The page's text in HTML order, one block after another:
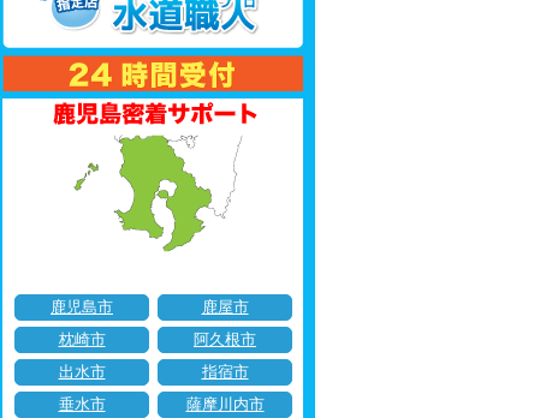
鹿児島市
鹿屋市
枕崎市
阿久根市
出水市
指宿市
垂水市
薩摩川内市